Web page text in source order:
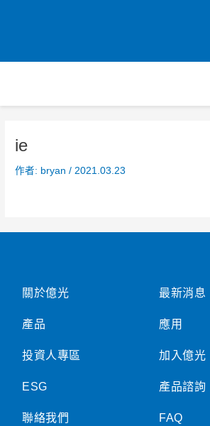
ie
作者: bryan/ 2021.03.23
關於億光
產品
投資人專區
ESG
聯絡我們
最新消息
應用
加入億光
產品諮詢
FAQ